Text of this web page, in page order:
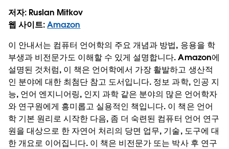
저자: Ruslan Mitkov
웹 사이트:Amazon
이 안내서는 컴퓨터 언어학의 주요 개념과 방법, 응용을 학
부생과 비전문가도 이해할 수 있게 설명합니다. Amazon에
설명된 것처럼, 이 책은 언어학에서 가장 활발하고 생산적
인 분야에 대한 최첨단 참고 도서입니다. 정보 과학, 인공 지
능, 언어 엔지니어링, 인지 과학 같은 분야의 많은 언어학자
와 연구원에게 흥미롭고 실용적인 책입니다. 이 책은 언어
학 기본 원리로 시작한 다음, 좀 더 숙련된 컴퓨터 언어 연구
원을 대상으로 한 자연어 처리의 당면 업무, 기술, 도구에 대
한 개요로 이어집니다. 이 책은 비전문가 또는 박사 후 연구